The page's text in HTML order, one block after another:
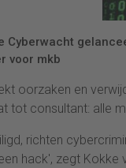
voor mkb
oorzaken en
consultant: alle
richten
hack', zegt